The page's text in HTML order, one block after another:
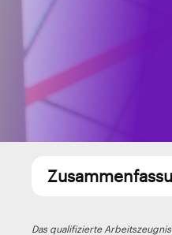
Das qualifizierte